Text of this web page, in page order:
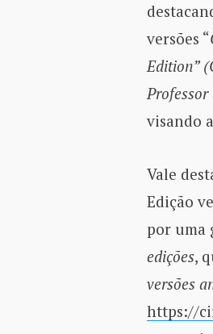
versões “
Edition”
visando
Vale
Edição
por uma
edições,
versões
https://